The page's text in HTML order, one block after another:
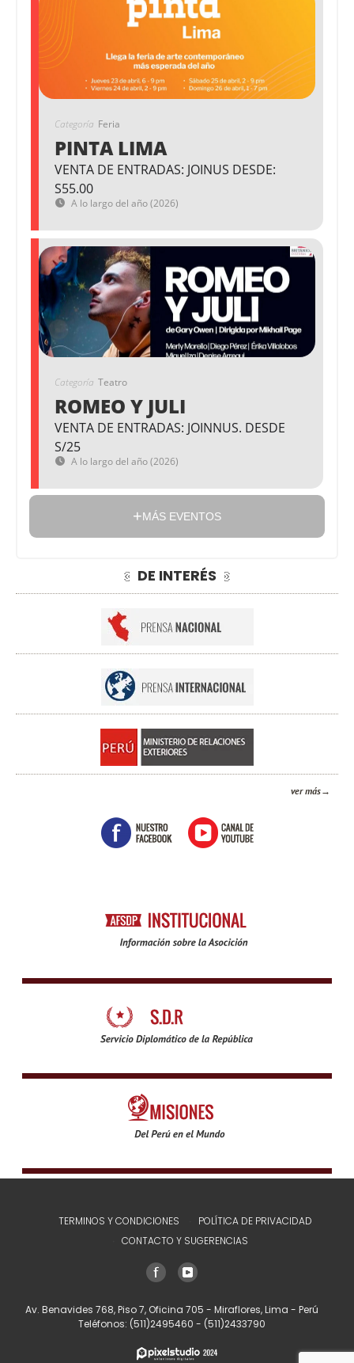
Categoría Feria
PINTA LIMA
VENTA DE ENTRADAS: JOINUS DESDE:
S55.00
A lo largo del año (2026)
Categoría Teatro
ROMEO Y JULI
VENTA DE ENTRADAS: JOINNUS. DESDE
S/25
A lo largo del año (2026)
MÁS EVENTOS
DE INTERÉS
ver más
TERMINOS Y CONDICIONES
POLÍTICA DE PRIVACIDAD
CONTACTO Y SUGERENCIAS
Av. Benavides 768, Piso 7, Oficina 705 - Miraflores, Lima - Perú
Teléfonos: (511)2495460 - (511)2433790